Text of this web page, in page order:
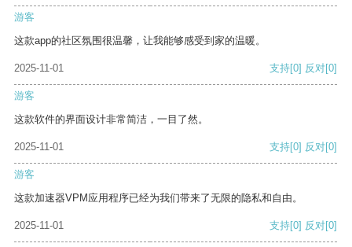
游客
这款app的社区氛围很温馨，让我能够感受到家的温暖。
2025-11-01 支持[0] 反对[0]
游客
这款软件的界面设计非常简洁，一目了然。
2025-11-01 支持[0] 反对[0]
游客
这款加速器VPM应用程序已经为我们带来了无限的隐私和自由。
2025-11-01 支持[0] 反对[0]